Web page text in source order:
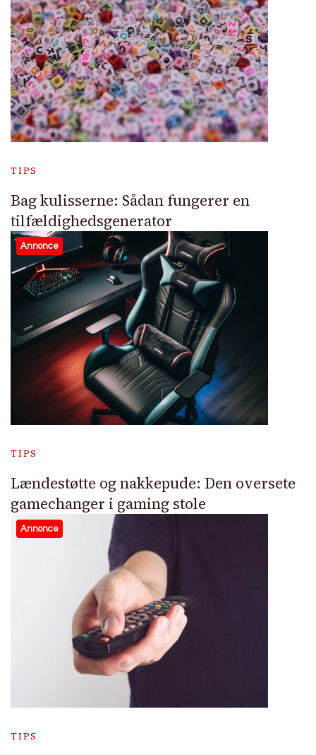
TIPS
Bag kulisserne: Sådan fungerer en
tilfældighedsgenerator
Annonce
TIPS
Lændestøtte og nakkepude: Den oversete
gamechanger i gaming stole
Annonce
TIPS